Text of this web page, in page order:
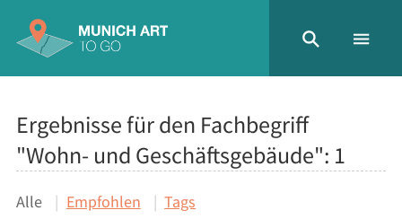
Ergebnisse für den Fachbegriff
"Wohn- und Geschäftsgebäude": 1
Alle Empfohlen Tags